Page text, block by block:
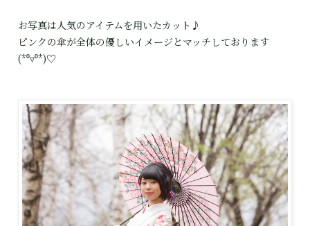
お写真は人気のアイテムを用いたカット♪
ピンクの傘が全体の優しいイメージとマッチしております
(*⁰▿⁰*)♡